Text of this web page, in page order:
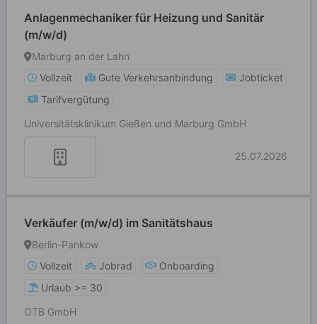
Anlagenmechaniker für Heizung und Sanitär
(m/w/d)
Marburg an der Lahn
Vollzeit
Gute Verkehrsanbindung
Jobticket
Tarifvergütung
Universitätsklinikum Gießen und Marburg GmbH
25.07.2026
Verkäufer (m/w/d) im Sanitätshaus
Berlin-Pankow
Vollzeit
Jobrad
Onboarding
Urlaub >= 30
OTB GmbH